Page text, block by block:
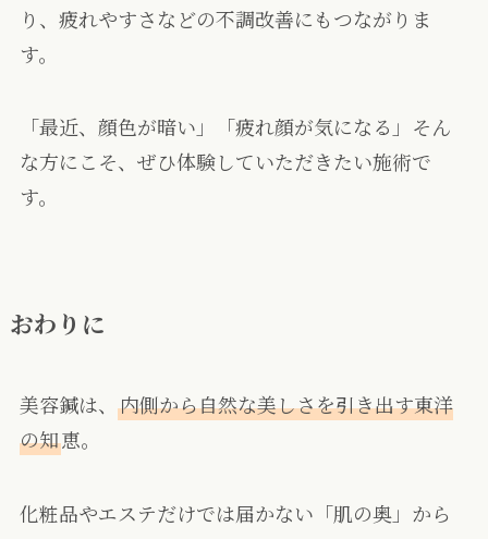
り、疲れやすさなどの不調改善にもつながりま
す。
「最近、顔色が暗い」「疲れ顔が気になる」そん
な方にこそ、ぜひ体験していただきたい施術で
す。
おわりに
美容鍼は、 内側から自然な美しさを引き出す東洋
の知恵。
化粧品やエステだけでは届かない「肌の奥」から